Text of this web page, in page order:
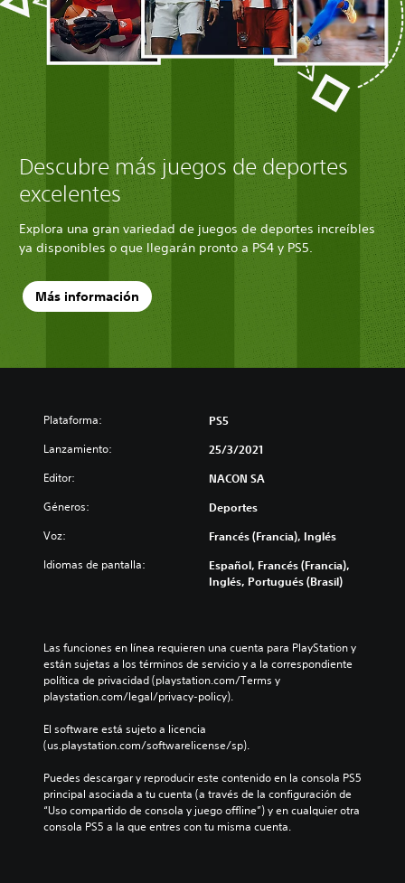
Descubre más juegos de deportes
excelentes
Explora una gran variedad de juegos de deportes increíbles
ya disponibles o que llegarán pronto a PS4 y PS5.
Más información
Plataforma: PS5
Lanzamiento: 25/3/2021
Editor: NACON SA
Géneros: Deportes
Voz: Francés (Francia), Inglés
Idiomas de pantalla:
Español, Francés (Francia),
Inglés, Portugués (Brasil)
Las funciones en línea requieren una cuenta para PlayStation y
están sujetas a los términos de servicio y a la correspondiente
política de privacidad (playstation.com/Terms y
playstation.com/legal/privacy-policy).
El software está sujeto a licencia
(us.playstation.com/softwarelicense/sp).
Puedes descargar y reproducir este contenido en la consola PS5
principal asociada a tu cuenta (a través de la configuración de
“Uso compartido de consola y juego offline”) y en cualquier otra
consola PS5 a la que entres con tu misma cuenta.